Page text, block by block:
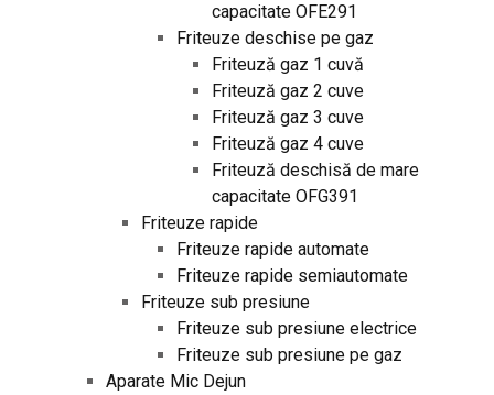
capacitate OFE291
Friteuze deschise pe gaz
Friteuză gaz 1 cuvă
Friteuză gaz 2 cuve
Friteuză gaz 3 cuve
Friteuză gaz 4 cuve
Friteuză deschisă de mare
capacitate OFG391
Friteuze rapide
Friteuze rapide automate
Friteuze rapide semiautomate
Friteuze sub presiune
Friteuze sub presiune electrice
Friteuze sub presiune pe gaz
Aparate Mic Dejun